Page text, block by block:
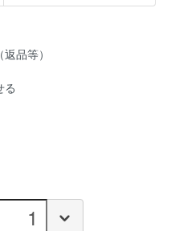
品等）
る